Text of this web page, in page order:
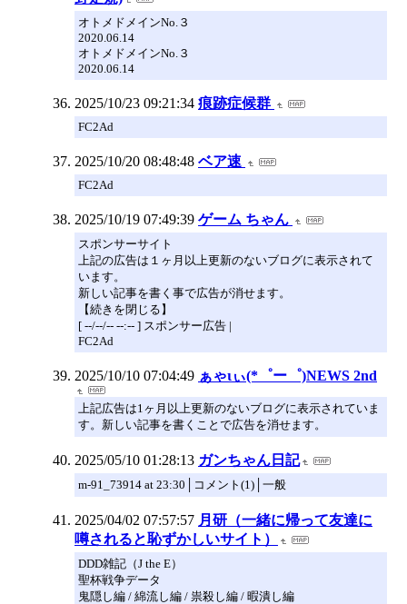
オトメドメインNo.３
2020.06.14
オトメドメインNo.３
2020.06.14
2025/10/23 09:21:34 痕跡症候群
FC2Ad
2025/10/20 08:48:48 ベア速
FC2Ad
2025/10/19 07:49:39 ゲーム ちゃん
スポンサーサイト
上記の広告は１ヶ月以上更新のないブログに表示されて
います。
新しい記事を書く事で広告が消せます。
【続きを閉じる】
[ --/--/-- --:-- ] スポンサー広告 |
FC2Ad
2025/10/10 07:04:49 ぁゃιぃ(*゜ー゜)NEWS 2nd
上記広告は1ヶ月以上更新のないブログに表示されていま
す。新しい記事を書くことで広告を消せます。
2025/05/10 01:28:13 ガンちゃん日記
m-91_73914 at 23:30│コメント(1)│一般
2025/04/02 07:57:57 月研（一緒に帰って友達に
噂されると恥ずかしいサイト）
DDD雑記（J the E）
聖杯戦争データ
鬼隠し編 / 綿流し編 / 祟殺し編 / 暇潰し編